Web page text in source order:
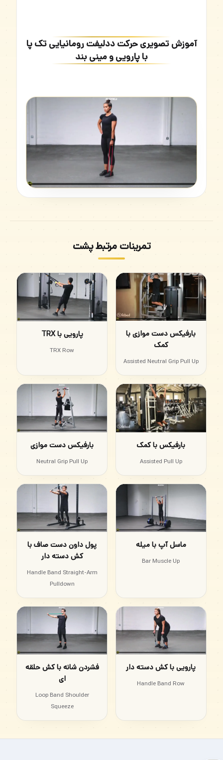
آموزش تصویری حرکت ددلیفت رومانیایی تک پا
با پارویی و مینی بند
تمرینات مرتبط پشت
بارفیکس دست موازی با
کمک
Assisted Neutral Grip Pull Up
پارویی با TRX
TRX Row
بارفیکس با کمک
Assisted Pull Up
بارفیکس دست موازی
Neutral Grip Pull Up
ماسل آپ با میله
Bar Muscle Up
پول داون دست صاف با
کش دسته دار
Handle Band Straight-Arm
Pulldown
پارویی با کش دسته دار
Handle Band Row
فشردن شانه با کش حلقه
ای
Loop Band Shoulder
Squeeze